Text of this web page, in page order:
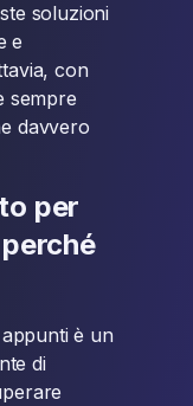
soluzioni
e
con
sempre
davvero
per
è un
di